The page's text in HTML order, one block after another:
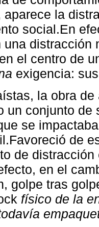
aparece la
social.En
una distracción
el centro de
exigencia:
la obra
un conjunto
se
de
de
en el
golpe tras
físico de la